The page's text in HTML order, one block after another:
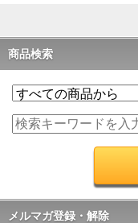
商品検索
メルマガ登録・解除